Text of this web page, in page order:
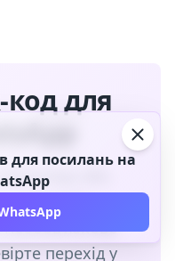
код для
або
код для
перехід у
для посилань на